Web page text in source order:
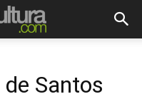
Santos